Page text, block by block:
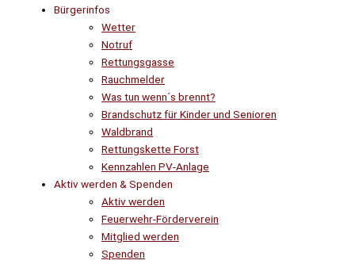
Bürgerinfos
Wetter
Notruf
Rettungsgasse
Rauchmelder
Was tun wenn´s brennt?
Brandschutz für Kinder und Senioren
Waldbrand
Rettungskette Forst
Kennzahlen PV-Anlage
Aktiv werden & Spenden
Aktiv werden
Feuerwehr-Förderverein
Mitglied werden
Spenden